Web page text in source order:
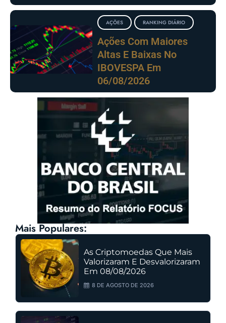
AÇÕES RANKING DIÁRIO
Ações Com Maiores
Altas E Baixas No
IBOVESPA Em
06/08/2026
Mais Populares:
As Criptomoedas Que Mais
Valorizaram E Desvalorizaram
Em 08/08/2026
8 DE AGOSTO DE 2026